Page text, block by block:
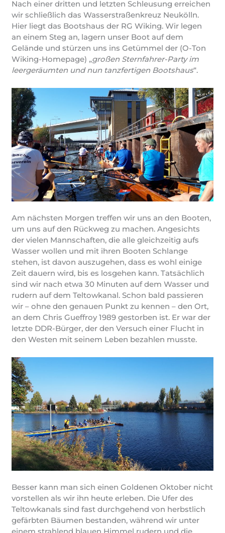
Nach einer dritten und letzten Schleusung erreichen
wir schließlich das Wasserstraßenkreuz Neukölln.
Hier liegt das Bootshaus der RG Wiking. Wir legen
an einem Steg an, lagern unser Boot auf dem
Gelände und stürzen uns ins Getümmel der (O-Ton
Wiking-Homepage) „großen Sternfahrer-Party im
leergeräumten und nun tanzfertigen Bootshaus“.
Am nächsten Morgen treffen wir uns an den Booten,
um uns auf den Rückweg zu machen. Angesichts
der vielen Mannschaften, die alle gleichzeitig aufs
Wasser wollen und mit ihren Booten Schlange
stehen, ist davon auszugehen, dass es wohl einige
Zeit dauern wird, bis es losgehen kann. Tatsächlich
sind wir nach etwa 30 Minuten auf dem Wasser und
rudern auf dem Teltowkanal. Schon bald passieren
wir – ohne den genauen Punkt zu kennen – den Ort,
an dem Chris Gueffroy 1989 gestorben ist. Er war der
letzte DDR-Bürger, der den Versuch einer Flucht in
den Westen mit seinem Leben bezahlen musste.
Besser kann man sich einen Goldenen Oktober nicht
vorstellen als wir ihn heute erleben. Die Ufer des
Teltowkanals sind fast durchgehend von herbstlich
gefärbten Bäumen bestanden, während wir unter
einem strahlend blauen Himmel rudern und die